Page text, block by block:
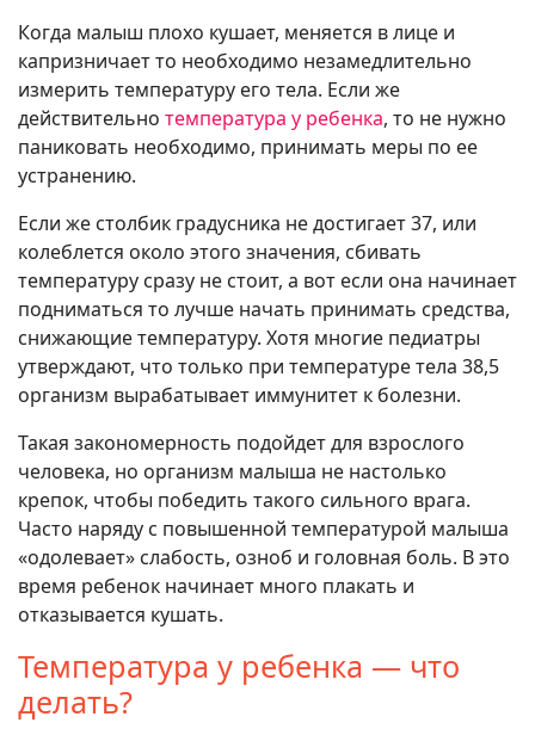
Когда малыш плохо кушает, меняется в лице и
капризничает то необходимо незамедлительно
измерить температуру его тела. Если же
действительно температура у ребенка, то не нужно
паниковать необходимо, принимать меры по ее
устранению.
Если же столбик градусника не достигает 37, или
колеблется около этого значения, сбивать
температуру сразу не стоит, а вот если она начинает
подниматься то лучше начать принимать средства,
снижающие температуру. Хотя многие педиатры
утверждают, что только при температуре тела 38,5
организм вырабатывает иммунитет к болезни.
Такая закономерность подойдет для взрослого
человека, но организм малыша не настолько
крепок, чтобы победить такого сильного врага.
Часто наряду с повышенной температурой малыша
«одолевает» слабость, озноб и головная боль. В это
время ребенок начинает много плакать и
отказывается кушать.
Температура у ребенка — что
делать?